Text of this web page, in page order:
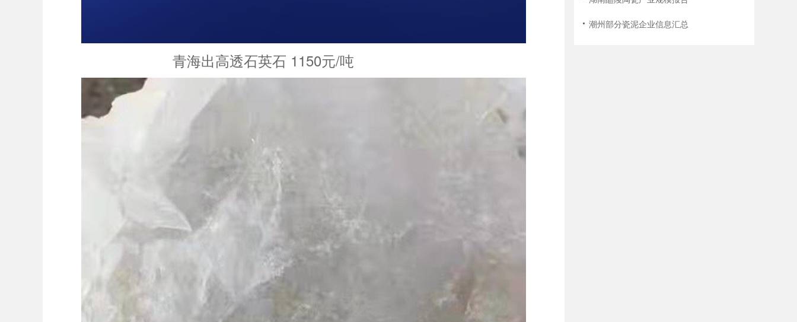
青海出高透石英石 1150元/吨
潮州部分瓷泥企业信息汇总